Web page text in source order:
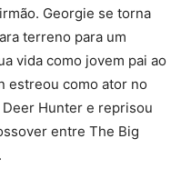
Georgie se torna
terreno para um
vida como jovem pai ao
estreou como ator no
Hunter e reprisou
entre The Big